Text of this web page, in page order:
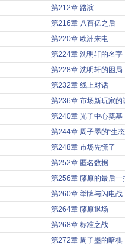
第212章 路演
第216章 八百亿之后
第220章 欧洲来电
第224章 沈明轩的名字
第228章 沈明轩的困局
第232章 线上对话
第236章 市场新玩家的
第240章 光子中心奠基
第244章 周子墨的“生
第248章 市场先慌了
第252章 匿名数据
第256章 藤原的最后一
第260章 举牌与闪电战
第264章 藤原退场
第268章 标准之战
第272章 周子墨的暗棋